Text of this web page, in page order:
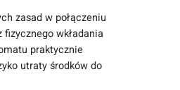
zasad w połączeniu
fizycznego wkładania
praktycznie
utraty środków do